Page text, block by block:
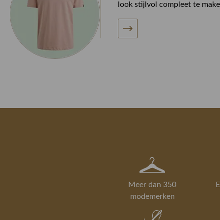
look stijlvol compleet te
Meer dan 350
modemerken